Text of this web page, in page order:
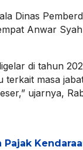
Dinas
Anwar
di tahun
masa
ujarnya,